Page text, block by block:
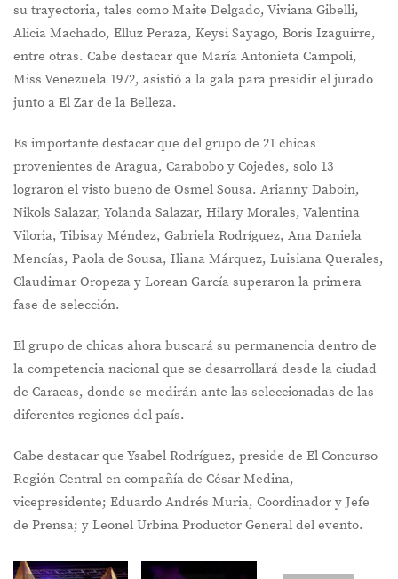
su trayectoria, tales como Maite Delgado, Viviana Gibelli,
Alicia Machado, Elluz Peraza, Keysi Sayago, Boris Izaguirre,
entre otras. Cabe destacar que María Antonieta Campoli,
Miss Venezuela 1972, asistió a la gala para presidir el jurado
junto a El Zar de la Belleza.
Es importante destacar que del grupo de 21 chicas
provenientes de Aragua, Carabobo y Cojedes, solo 13
lograron el visto bueno de Osmel Sousa. Arianny Daboin,
Nikols Salazar, Yolanda Salazar, Hilary Morales, Valentina
Viloria, Tibisay Méndez, Gabriela Rodríguez, Ana Daniela
Mencías, Paola de Sousa, Iliana Márquez, Luisiana Querales,
Claudimar Oropeza y Lorean García superaron la primera
fase de selección.
El grupo de chicas ahora buscará su permanencia dentro de
la competencia nacional que se desarrollará desde la ciudad
de Caracas, donde se medirán ante las seleccionadas de las
diferentes regiones del país.
Cabe destacar que Ysabel Rodríguez, preside de El Concurso
Región Central en compañía de César Medina,
vicepresidente; Eduardo Andrés Muria, Coordinador y Jefe
de Prensa; y Leonel Urbina Productor General del evento.